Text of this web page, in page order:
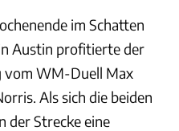
im Schatten
Austin profitierte der
vom WM-Duell Max
Als sich die beiden
der Strecke eine